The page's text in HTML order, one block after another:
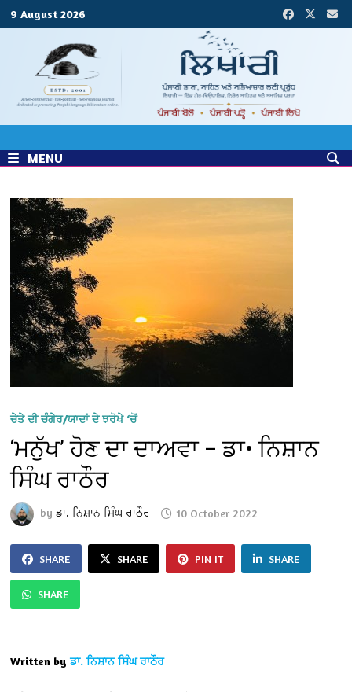
9 August 2026
MENU
ਚੇਤੇ ਦੀ ਚੰਗੇਰ/ਯਾਦਾਂ ਦੇ ਝਰੋਖੇ ‘ਚੋਂ
‘ਮਨੁੱਖ’ ਹੋਣ ਦਾ ਦਾਅਵਾ – ਡਾ• ਨਿਸ਼ਾਨ
ਸਿੰਘ ਰਾਠੌਰ
byਡਾ. ਨਿਸ਼ਾਨ ਸਿੰਘ ਰਾਠੌਰ 10 October 2022
SHARE SHARE PIN IT SHARE
SHARE
Written by ਡਾ. ਨਿਸ਼ਾਨ ਸਿੰਘ ਰਾਠੌਰ